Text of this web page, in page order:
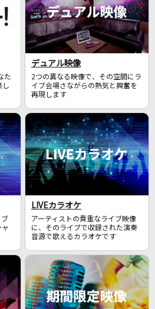
た
し
デュアル映像
2つの異なる映像で、その空間にラ
イブ会場さながらの熱気と興奮を
再現します
ブ
ャ
LIVEカラオケ
アーティストの貴重なライブ映像
に、そのライブで収録された演奏
音源で歌えるカラオケです